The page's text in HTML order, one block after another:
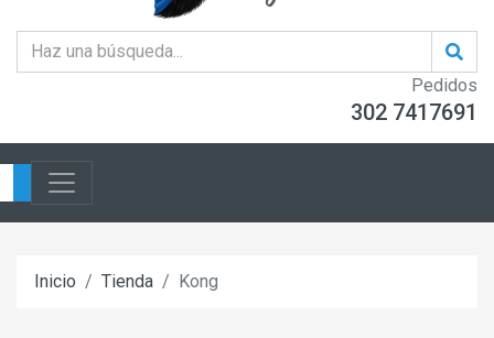
Pedidos
302 7417691
Inicio Tienda Kong